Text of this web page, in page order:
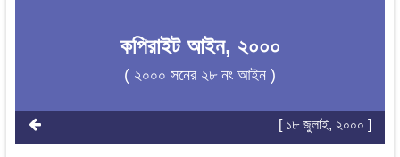
কপিরাইট আইন, ২০০০
( ২০০০ সনের ২৮ নং আইন )
[ ১৮ জুলাই, ২০০০ ]